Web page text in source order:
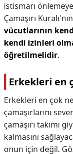
istismarı
Çamaşırı
vücutlarının
kendi izinleri
öğretilmelidir.
Erkekleri en
Erkekleri en çok
çamaşırlarını
çamaşırı takımı
kalmasını
onun için değil.